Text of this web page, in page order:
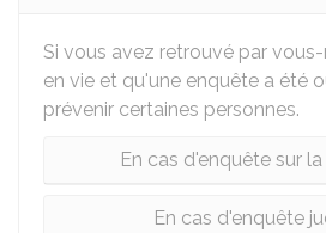
Si vous avez retrouvé par
en vie et qu'une enquête a été
prévenir certaines personnes.
En cas d'enquête sur
En cas d'enquête